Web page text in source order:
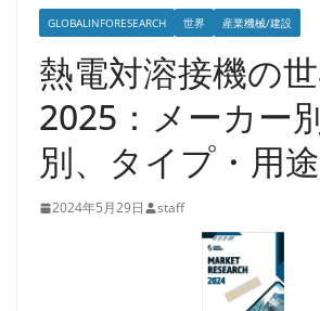
GLOBALINFORESEARCH 世界 産業機械/建設
熱電対溶接機の
2025：メーカー
別、タイプ・用
2024年5月29日 staff